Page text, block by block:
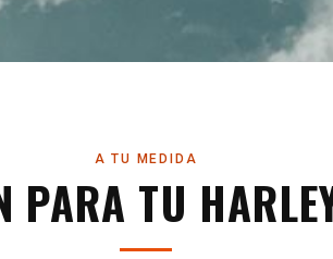
A TU MEDIDA
PARA TU